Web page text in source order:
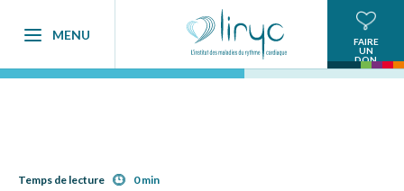
MENU
FAIRE
UN
DON
Temps de lecture 0 min